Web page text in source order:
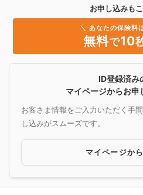
お申し込みも
＼ あなたの保険料
無料で10
ID登録済み
マイページからお申
お客さま情報をご入力いただく手
し込みがスムーズです。
マイページか